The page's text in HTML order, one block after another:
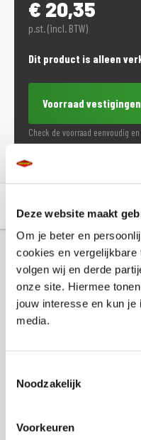
Deze website maakt
Om je beter en
cookies en vergelijkbare
volgen wij en derde
onze site. Hiermee
jouw interesse en kun
media.
Noodzakelijk
Voorkeuren
€ 20,35
p.st. (incl. BTW)
Dit product is alleen
Voorraad vestigingen
Check de voorraad eenvoudig
Aanvullende informatie
Aanvullende
Artikelnummer